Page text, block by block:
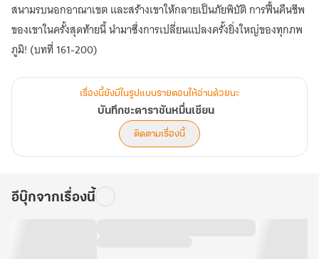
สนามรบนอกอาณาเขต และสร้างเขาให้กลายเป็นภัยพิบัติ การฟื้นคืนชีพ
ของเขาในครั้งสุดท้ายนี้ นำมาซึ่งการเปลี่ยนแปลงครั้งยิ่งใหญ่ของทุกภพ
ภูมิ! (บทที่ 161-200)
เรื่องนี้ยังมีในรูปแบบรายตอนให้อ่านด้วยนะ
บันทึกชะตาราชันหมื่นเซียน
ติดตามเรื่องนี้
อีบุ๊กจากเรื่องนี้